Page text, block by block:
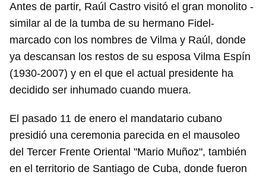
Antes de partir, Raúl Castro visitó el gran monolito -
similar al de la tumba de su hermano Fidel-
marcado con los nombres de Vilma y Raúl, donde
ya descansan los restos de su esposa Vilma Espín
(1930-2007) y en el que el actual presidente ha
decidido ser inhumado cuando muera.
El pasado 11 de enero el mandatario cubano
presidió una ceremonia parecida en el mausoleo
del Tercer Frente Oriental "Mario Muñoz", también
en el territorio de Santiago de Cuba, donde fueron